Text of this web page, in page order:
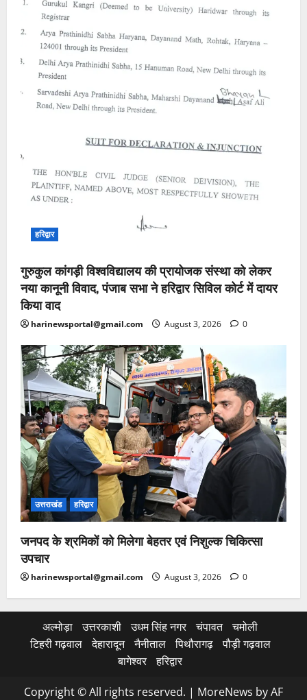
हरिद्वार
गुरुकुल कांगड़ी विश्वविद्यालय की प्रायोजक संस्था को लेकर
नया कानूनी विवाद, पंजाब सभा ने हरिद्वार सिविल कोर्ट में दायर
किया वाद
harinewsportal@gmail.com August 3, 2026 0
उत्तराखंड हरिद्वार
जनपद के श्रमिकों को मिलेगा बेहतर एवं निशुल्क चिकित्सा
उपचार
harinewsportal@gmail.com August 3, 2026 0
अल्मोड़ा उत्तरकाशी उधम सिंह नगर चंपावत
चमोली
टिहरी गढ़वाल
देहारादून नैनीताल पिथौरागढ़
पौड़ी गढ़वाल
बागेश्वर
हरिद्वार
Copyright © All rights reserved. | MoreNews by AF